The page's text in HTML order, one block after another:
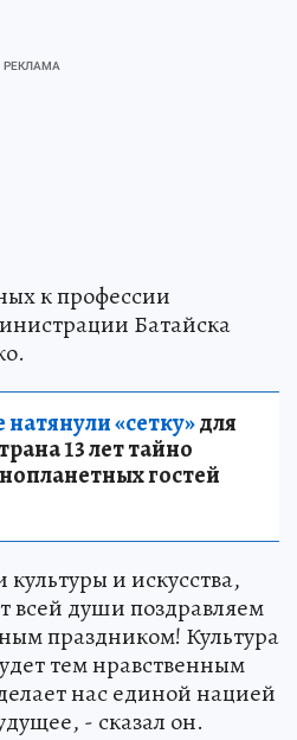
к профессии
Батайска
«сетку»для
13 лет тайно
гостей
и искусства,
всей души поздравляем
праздником! Культура
тем нравственным
нас единой нацией
- сказал он.